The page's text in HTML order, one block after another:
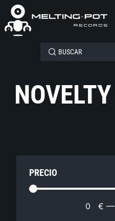
NOVELTY
PRECIO
0 € —